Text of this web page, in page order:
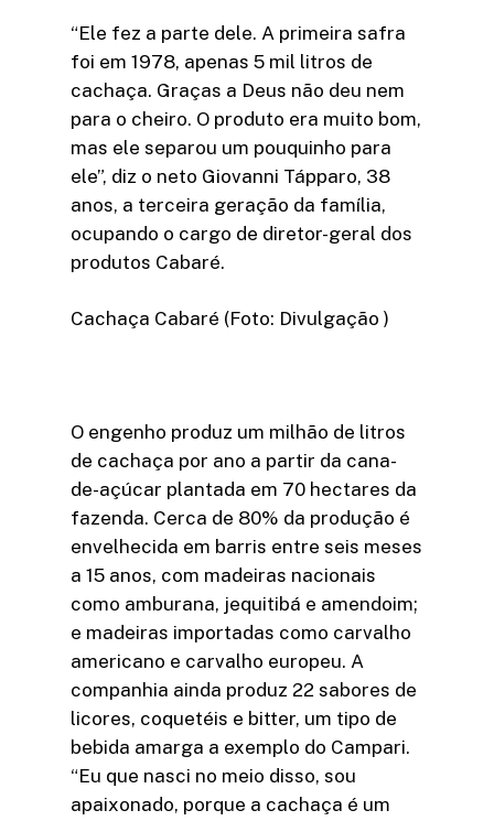
“Ele fez a parte dele. A primeira safra
foi em 1978, apenas 5 mil litros de
cachaça. Graças a Deus não deu nem
para o cheiro. O produto era muito bom,
mas ele separou um pouquinho para
ele”, diz o neto Giovanni Tápparo, 38
anos, a terceira geração da família,
ocupando o cargo de diretor-geral dos
produtos Cabaré.
Cachaça Cabaré (Foto: Divulgação )
O engenho produz um milhão de litros
de cachaça por ano a partir da cana-
de-açúcar plantada em 70 hectares da
fazenda. Cerca de 80% da produção é
envelhecida em barris entre seis meses
a 15 anos, com madeiras nacionais
como amburana, jequitibá e amendoim;
e madeiras importadas como carvalho
americano e carvalho europeu. A
companhia ainda produz 22 sabores de
licores, coquetéis e bitter, um tipo de
bebida amarga a exemplo do Campari.
“Eu que nasci no meio disso, sou
apaixonado, porque a cachaça é um